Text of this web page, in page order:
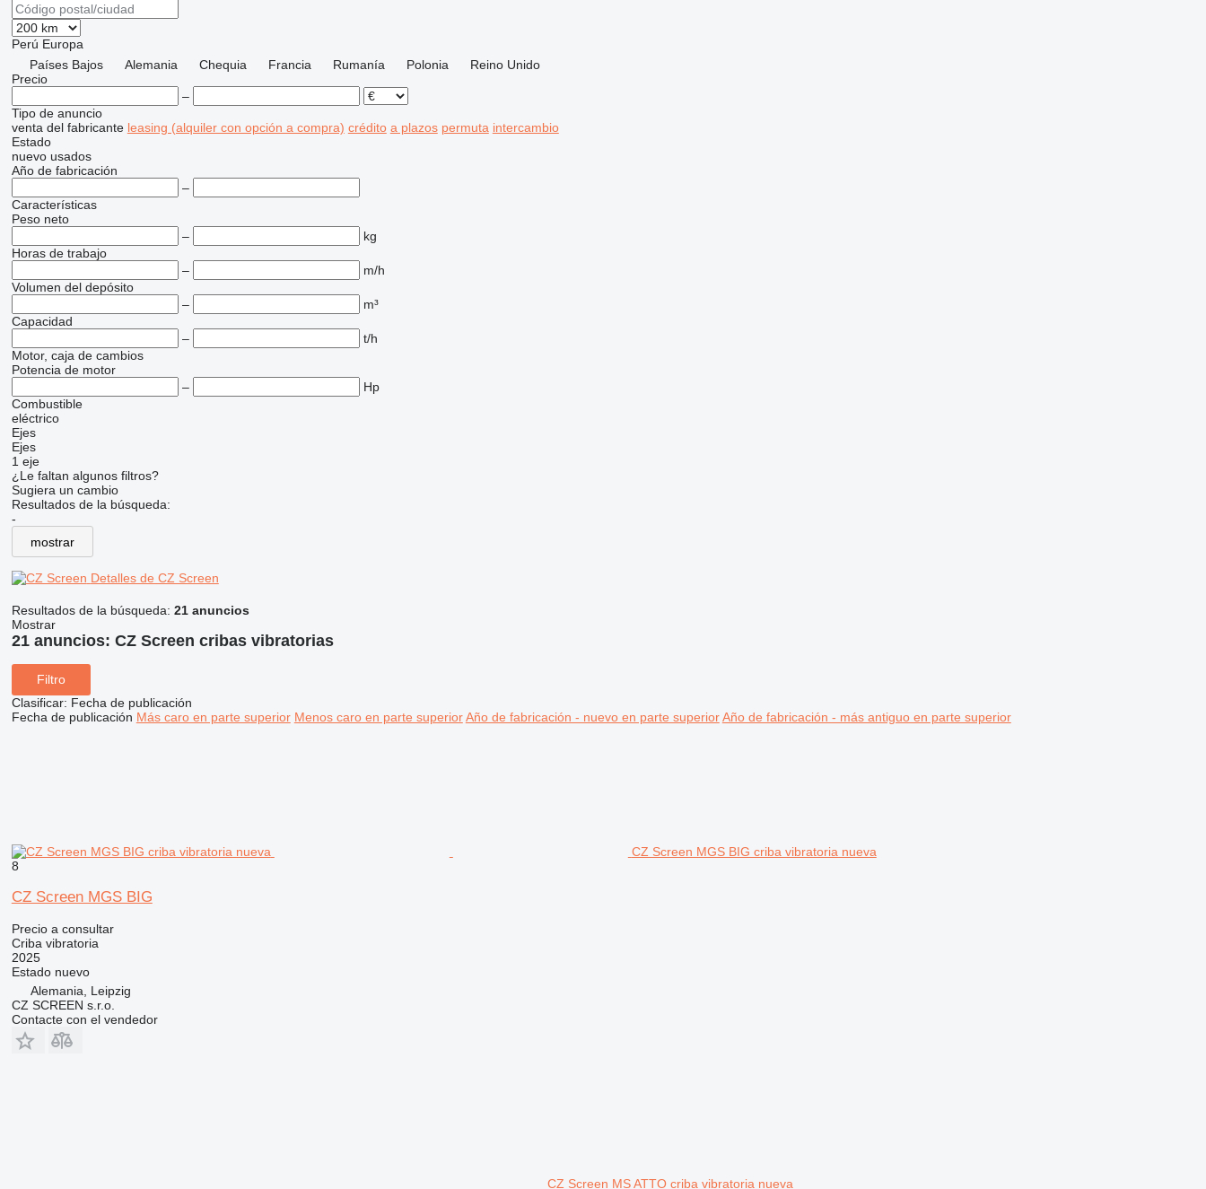
Perú Europa
Países Bajos
Alemania Chequia Francia Rumanía Polonia
Reino Unido
Precio
–
Tipo de anuncio
venta del fabricante leasing (alquiler con opción a compra) crédito a plazos permuta intercambio
Estado
nuevo usados
Año de fabricación
–
Características
Peso neto
–
kg
Horas de trabajo
–
m/h
Volumen del depósito
–
m³
Capacidad
–
t/h
Motor, caja de cambios
Potencia de motor
–
Hp
Combustible
eléctrico
Ejes
Ejes
1 eje
¿Le faltan algunos filtros?
Sugiera un cambio
Resultados de la búsqueda:
-
mostrar
Detalles de CZ Screen
Resultados de la búsqueda: 21 anuncios
Mostrar
21 anuncios: CZ Screen cribas vibratorias
Filtro
Clasificar: Fecha de publicación
Fecha de publicación Más caro en parte superior Menos caro en parte superior Año de fabricación - nuevo en parte superior Año de fabricación - más antiguo en parte superior
CZ Screen MGS BIG criba vibratoria nueva
8
CZ Screen MGS BIG
Precio a consultar
Criba vibratoria
2025
Estadonuevo
Alemania, Leipzig
CZ SCREEN s.r.o.
Contacte con el vendedor
CZ Screen MS ATTO criba vibratoria nueva